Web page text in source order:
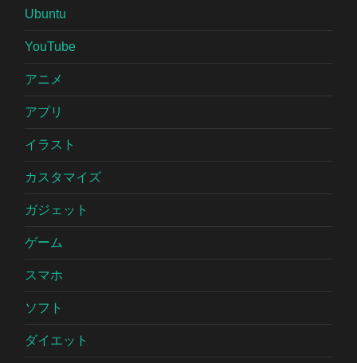
Ubuntu
YouTube
アニメ
アプリ
イラスト
カスタマイズ
ガジェット
ゲーム
スマホ
ソフト
ダイエット